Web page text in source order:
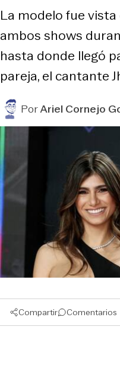
La modelo fue vista
ambos shows
hasta donde llegó
pareja, el cantante
PorAriel Cornejo
Compartir Comentarios